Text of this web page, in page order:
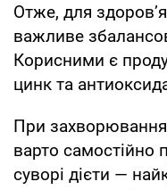
Отже, для
важливе
Корисними є
цинк та
При
варто самостійно
суворі дієти —